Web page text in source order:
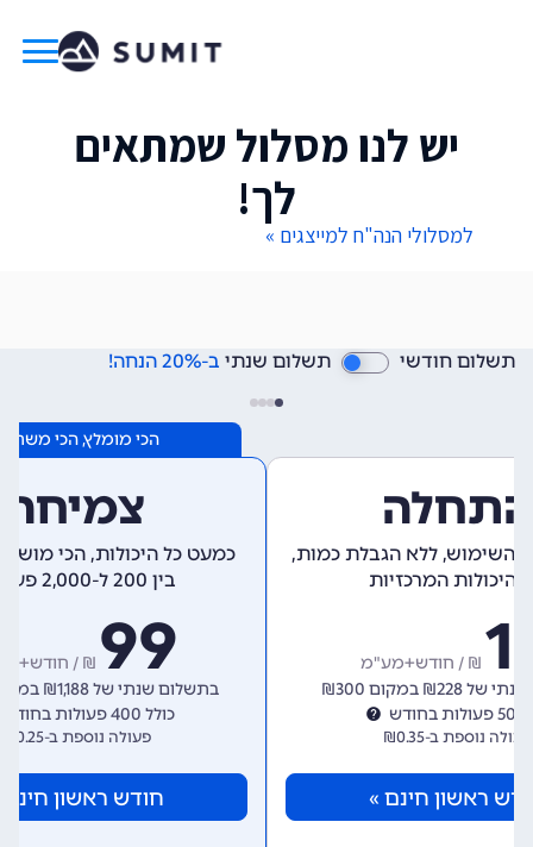
יש לנו מסלול שמתאים
לך!
למסלולי הנה"ח למייצגים »